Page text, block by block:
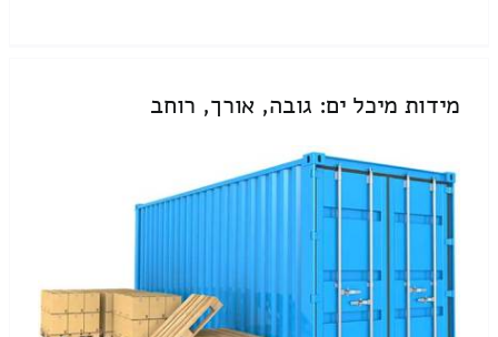
מידות מיכל ים: גובה, אורך, רוחב